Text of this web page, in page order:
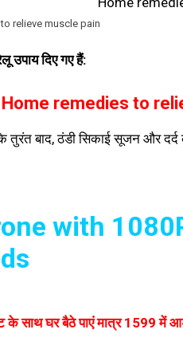
relieve muscle pain
उपाय दिए गए हैं:
Home remedies to
तुरंत बाद, ठंडी सिकाई सूजन और
with
के साथ घर बैठे पाएं मात्र 1599 में